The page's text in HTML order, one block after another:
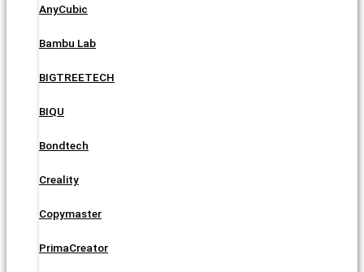
AnyCubic
Bambu Lab
BIGTREETECH
BIQU
Bondtech
Creality
Copymaster
PrimaCreator